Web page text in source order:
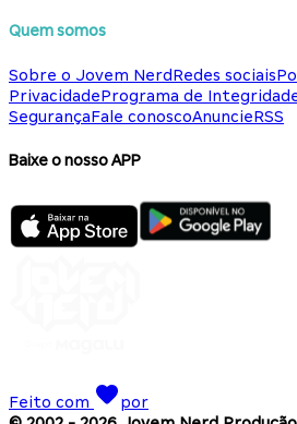
Quem somos
Sobre o Jovem NerdRedes sociais
PrivacidadePrograma de
SegurançaFale conoscoAnuncieRSS
Baixe o nosso APP
Feito com
por